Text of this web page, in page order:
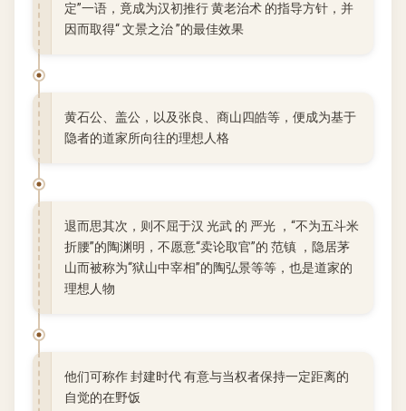
定”一语，竟成为汉初推行 黄老治术 的指导方针，并
因而取得“ 文景之治 ”的最佳效果
黄石公、盖公，以及张良、商山四皓等，便成为基于
隐者的道家所向往的理想人格
退而思其次，则不屈于汉 光武 的 严光 ，“不为五斗米
折腰”的陶渊明，不愿意“卖论取官”的 范镇 ，隐居茅
山而被称为“狱山中宰相”的陶弘景等等，也是道家的
理想人物
他们可称作 封建时代 有意与当权者保持一定距离的
自觉的在野饭